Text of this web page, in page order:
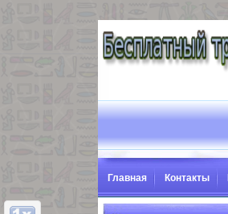
Главная Контакты